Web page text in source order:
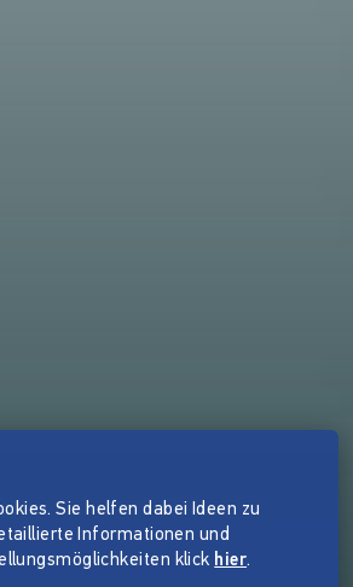
Sie helfen dabei Ideen zu
Informationen und
klick hier.